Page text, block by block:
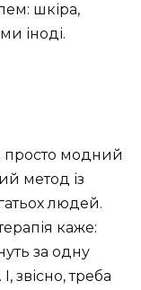
шкіра,
іноді.
просто модний
метод із
людей.
каже:
за одну
звісно, треба